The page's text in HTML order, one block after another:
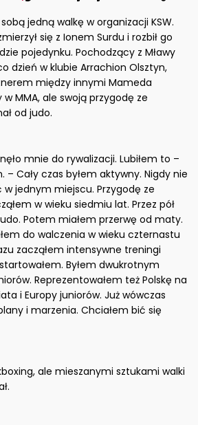
jedną walkę w organizacji KSW.
się z Ionem Surdu i rozbił go
pojedynku. Pochodzący z Mławy
dzień w klubie Arrachion Olsztyn,
między innymi Mameda
w MMA, ale swoją przygodę ze
od judo.
mnie do rywalizacji. Lubiłem to –
– Cały czas byłem aktywny. Nigdy nie
w jednym miejscu. Przygodę ze
w wieku siedmiu lat. Przez pół
Potem miałem przerwę od maty.
do walczenia w wieku czternastu
zacząłem intensywne treningi
Byłem dwukrotnym
Reprezentowałem też Polskę na
i Europy juniorów. Już wówczas
i marzenia. Chciałem bić się
ale mieszanymi sztukami walki